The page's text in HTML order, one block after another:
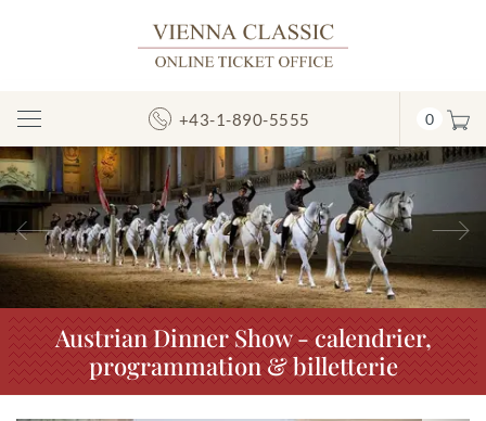
Afficher/masquer
la
navigation
+43-1-890-5555 0
Précédent
Austrian Dinner Show - calendrier,
programmation & billetterie